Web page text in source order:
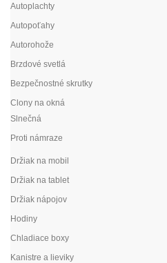
Autoplachty
Autopoťahy
Autorohože
Brzdové svetlá
Bezpečnostné skrutky
Clony na okná
Slnečná
Proti námraze
Držiak na mobil
Držiak na tablet
Držiak nápojov
Hodiny
Chladiace boxy
Kanistre a lieviky